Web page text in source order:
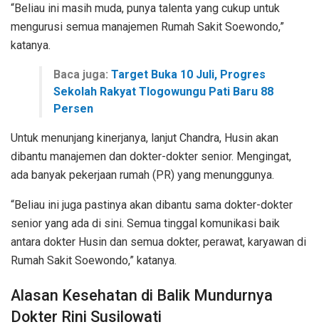
“Beliau ini masih muda, punya talenta yang cukup untuk
mengurusi semua manajemen Rumah Sakit Soewondo,”
katanya.
Baca juga: Target Buka 10 Juli, Progres
Sekolah Rakyat Tlogowungu Pati Baru 88
Persen
Untuk menunjang kinerjanya, lanjut Chandra, Husin akan
dibantu manajemen dan dokter-dokter senior. Mengingat,
ada banyak pekerjaan rumah (PR) yang menunggunya.
“Beliau ini juga pastinya akan dibantu sama dokter-dokter
senior yang ada di sini. Semua tinggal komunikasi baik
antara dokter Husin dan semua dokter, perawat, karyawan di
Rumah Sakit Soewondo,” katanya.
Alasan Kesehatan di Balik Mundurnya
Dokter Rini Susilowati